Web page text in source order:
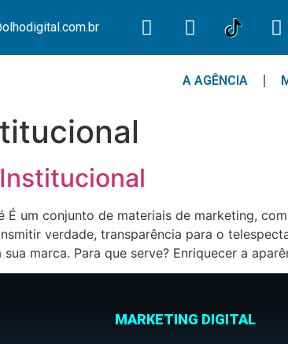
A AGÊNCIA
É um conjunto de materiais de marketing,
verdade, transparência para o
marca. Para que serve? Enriquecer a
MARKETING DIGITAL